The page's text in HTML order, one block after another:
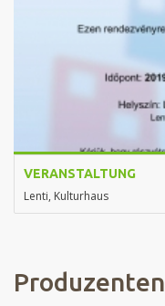
VERANSTALTUNG
Lenti, Kulturhaus
Produzenten